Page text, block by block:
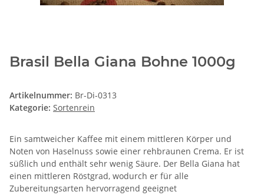
Brasil Bella Giana Bohne 1000g
Artikelnummer: Br-Di-0313
Kategorie: Sortenrein
Ein samtweicher Kaffee mit einem mittleren Körper und
Noten von Haselnuss sowie einer rehbraunen Crema. Er ist
süßlich und enthält sehr wenig Säure. Der Bella Giana hat
einen mittleren Röstgrad, wodurch er für alle
Zubereitungsarten hervorragend geeignet